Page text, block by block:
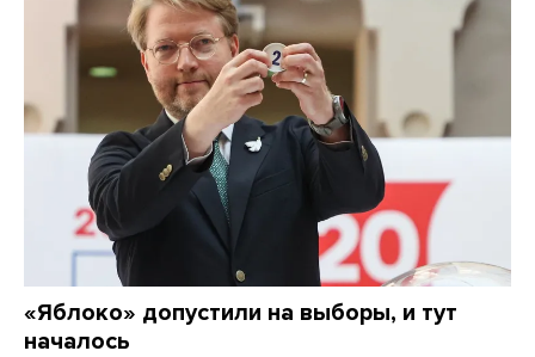
«Яблоко» допустили на выборы, и тут
началось